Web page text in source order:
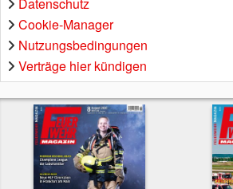
Datenschutz
Cookie-Manager
Nutzungsbedingungen
Verträge hier kündigen